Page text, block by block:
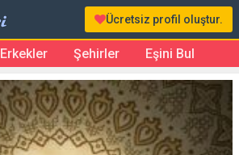
Ücretsiz profil oluştur.
Erkekler Şehirler Eşini Bul